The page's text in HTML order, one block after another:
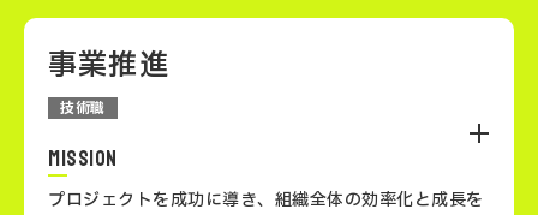
テストと品質保証
システムエンジニアは、顧客の課題を解決するために要
件定義から設計・開発、運用まで、システム全体をリー
ドします。フロントエンドからバックエンドまで幅広く
携わり、クライアントと直接折衝しながら、課題に応じ
た最適なソリューションを提供します。
事業推進
技術職
MISSION
プロジェクトを成功に導き、組織全体の効率化と成長を